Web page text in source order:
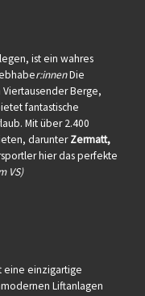
ist ein wahres
r:innenDie
Berge,
fantastische
Mit über 2.400
darunterZermatt,
hier das perfekte
VS)
eine einzigartige
Liftanlagen